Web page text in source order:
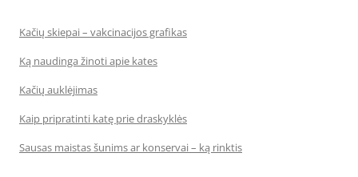
Kačių skiepai – vakcinacijos grafikas
Ką naudinga žinoti apie kates
Kačių auklėjimas
Kaip pripratinti katę prie draskyklės
Sausas maistas šunims ar konservai – ką rinktis